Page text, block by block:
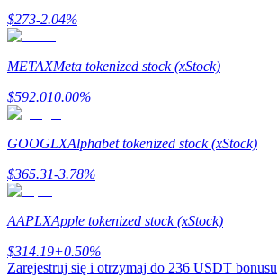
Launchpool
tokenach
$273-2.04%
METAXMeta tokenized stock (xStock)
$592.010.00%
GOOGLXAlphabet tokenized stock (xStock)
$365.31-3.78%
AAPLXApple tokenized stock (xStock)
$314.19+0.50%
Zarejestruj się i otrzymaj do 236 USDT bonusu